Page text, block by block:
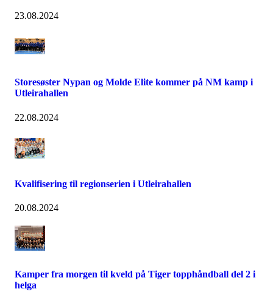
23.08.2024
Storesøster Nypan og Molde Elite kommer på NM kamp i
Utleirahallen
22.08.2024
Kvalifisering til regionserien i Utleirahallen
20.08.2024
Kamper fra morgen til kveld på Tiger topphåndball del 2 i
helga